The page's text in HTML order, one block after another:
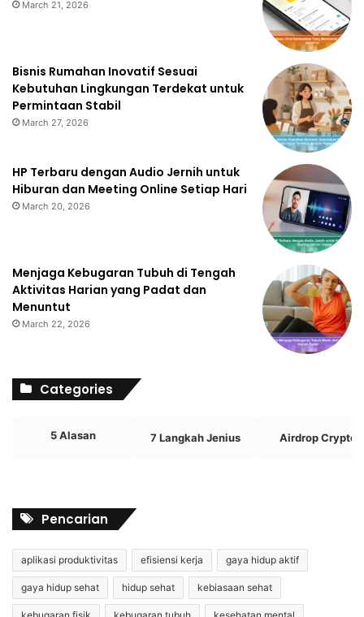
March 21, 2026
Bisnis Rumahan Inovatif Sesuai
Kebutuhan Lingkungan Terdekat untuk
Permintaan Stabil
March 27, 2026
HP Terbaru dengan Audio Jernih untuk
Hiburan dan Meeting Online Setiap Hari
March 20, 2026
Menjaga Kebugaran Tubuh di Tengah
Aktivitas Harian yang Padat dan
Menuntut
March 22, 2026
Categories
5 Alasan 7 Langkah Jenius Airdrop Crypto
Pencarian
aplikasi produktivitas efisiensi kerja gaya hidup aktif
gaya hidup sehat hidup sehat kebiasaan sehat